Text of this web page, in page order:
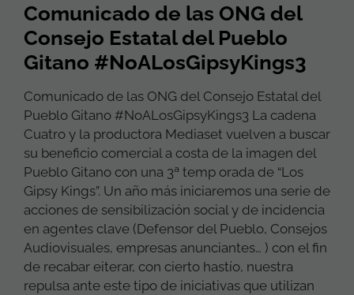
Comunicado de las ONG del
Consejo Estatal del Pueblo
Gitano #NoALosGipsyKings3
Comunicado de las ONG del Consejo Estatal del
Pueblo Gitano #NoALosGipsyKings3 La cadena
Cuatro y la productora Mediaset vuelven a buscar
su beneficio comercial a costa de la imagen del
Pueblo Gitano con una 3ª temp orada de “Los
Gipsy Kings”. Un año más iniciaremos una serie de
acciones de sensibilización social y de incidencia
en agentes clave (Defensor del Pueblo, Consejos
Audiovisuales, empresas anunciantes… ) con el fin
de recabar eiterar, con cierto hastío, nuestra
repulsa ante este tipo de iniciativas que utilizan